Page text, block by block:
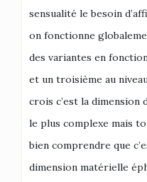
sensualité le besoin
on fonctionne
des variantes en
et un troisième au
crois c’est la dimension
le plus complexe mais
bien comprendre que
dimension matérielle